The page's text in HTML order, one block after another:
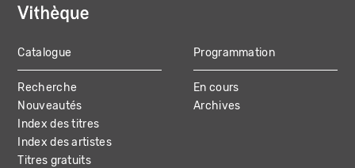
MAIN
NAVIGATION
Catalogue
Recherche
Nouveautés
Index des titres
Index des artistes
Titres gratuits
Programmation
En cours
Archives